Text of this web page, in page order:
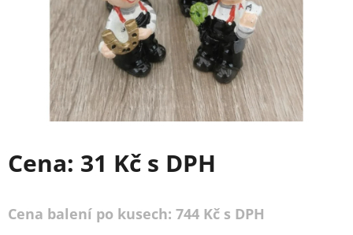
Cena: 31 Kč s DPH
Cena balení po kusech: 744 Kč s DPH